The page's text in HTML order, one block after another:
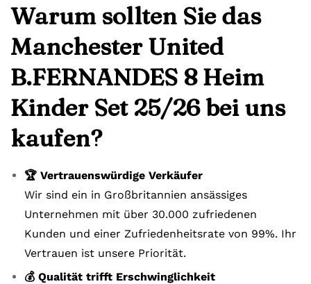
Warum sollten Sie das
Manchester United
B.FERNANDES 8 Heim
Kinder Set 25/26 bei uns
kaufen?
🏆 Vertrauenswürdige Verkäufer
Wir sind ein in Großbritannien ansässiges
Unternehmen mit über 30.000 zufriedenen
Kunden und einer Zufriedenheitsrate von 99%. Ihr
Vertrauen ist unsere Priorität.
💰 Qualität trifft Erschwinglichkeit